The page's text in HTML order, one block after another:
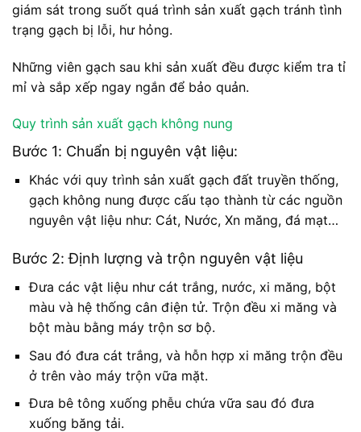
giám sát trong suốt quá trình sản xuất gạch tránh tình
trạng gạch bị lỗi, hư hỏng.
Những viên gạch sau khi sản xuất đều được kiểm tra tỉ
mỉ và sắp xếp ngay ngắn để bảo quản.
Quy trình sản xuất gạch không nung
Bước 1: Chuẩn bị nguyên vật liệu:
Khác với quy trình sản xuất gạch đất truyền thống,
gạch không nung được cấu tạo thành từ các nguồn
nguyên vật liệu như: Cát, Nước, Xn măng, đá mạt…
Bước 2: Định lượng và trộn nguyên vật liệu
Đưa các vật liệu như cát trắng, nước, xi măng, bột
màu và hệ thống cân điện tử. Trộn đều xi măng và
bột màu bằng máy trộn sơ bộ.
Sau đó đưa cát trắng, và hỗn hợp xi măng trộn đều
ở trên vào máy trộn vữa mặt.
Đưa bê tông xuống phễu chứa vữa sau đó đưa
xuống băng tải.